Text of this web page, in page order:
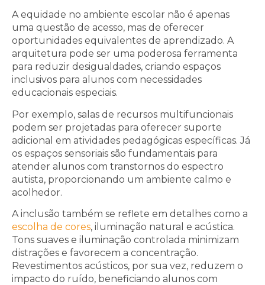
A equidade no ambiente escolar não é apenas
uma questão de acesso, mas de oferecer
oportunidades equivalentes de aprendizado. A
arquitetura pode ser uma poderosa ferramenta
para reduzir desigualdades, criando espaços
inclusivos para alunos com necessidades
educacionais especiais.
Por exemplo, salas de recursos multifuncionais
podem ser projetadas para oferecer suporte
adicional em atividades pedagógicas específicas. Já
os espaços sensoriais são fundamentais para
atender alunos com transtornos do espectro
autista, proporcionando um ambiente calmo e
acolhedor.
A inclusão também se reflete em detalhes como a
escolha de cores, iluminação natural e acústica.
Tons suaves e iluminação controlada minimizam
distrações e favorecem a concentração.
Revestimentos acústicos, por sua vez, reduzem o
impacto do ruído, beneficiando alunos com